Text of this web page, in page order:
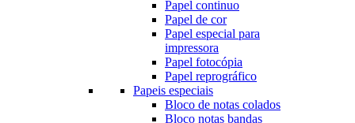
Papel continuo
Papel de cor
Papel especial para
impressora
Papel fotocópia
Papel reprográfico
Papeis especiais
Bloco de notas colados
Bloco notas bandas